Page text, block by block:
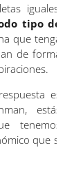
iguales,
tipo de
que tenga
de forma
es
estás
tenemos
que si